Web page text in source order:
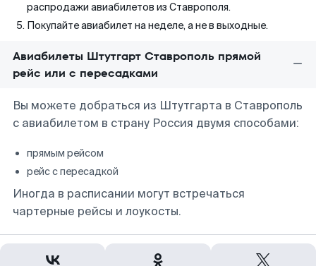
распродажи авиабилетов из Ставрополя.
Покупайте авиабилет на неделе, а не в выходные.
Авиабилеты Штутгарт Ставрополь прямой
рейс или с пересадками
Вы можете добраться из Штутгарта в Ставрополь
с авиабилетом в страну Россия двумя способами:
прямым рейсом
рейс с пересадкой
Иногда в расписании могут встречаться
чартерные рейсы и лоукосты.